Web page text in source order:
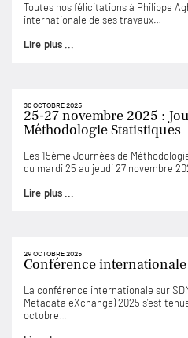
Toutes nos félicitations à Philippe
internationale de ses travaux…
Lire plus ...
30 OCTOBRE 2025
25-27 novembre 2025 :
Méthodologie Statistiques
Les 15ème Journées de
du mardi 25 au jeudi 27 novembre
Lire plus ...
29 OCTOBRE 2025
Conférence
La conférence internationale sur
Metadata eXchange) 2025 s’est
octobre…